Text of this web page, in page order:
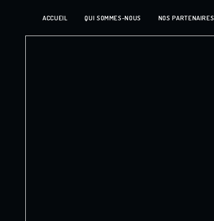
ACCUEIL QUI SOMMES-NOUS NOS PARTENAIRES